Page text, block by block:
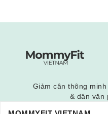
Giảm cân thông
& dân văn